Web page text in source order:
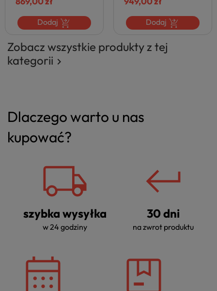
Metalowe Nogi NOVA
Dodaj
Zobacz wszystkie produkty z tej
kategorii 
Dlaczego warto u nas
kupować?
szybka wysyłka
w 24 godziny
30 dni
na zwrot produktu